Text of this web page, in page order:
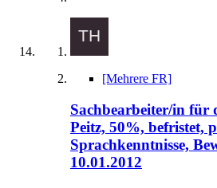
[Mehrere FR]
Sachbearbeiter/in für
Peitz, 50%, befristet,
Sprachkenntnisse,
10.01.2012